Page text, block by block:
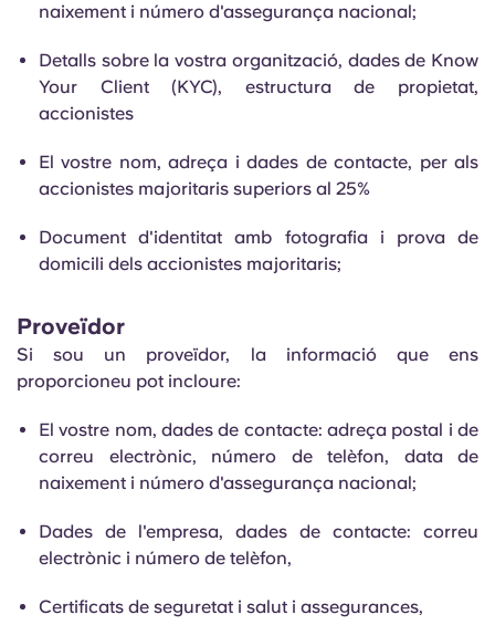
naixement i número d'assegurança nacional;
Detalls sobre la vostra organització, dades de Know
Your Client (KYC), estructura de propietat,
accionistes
El vostre nom, adreça i dades de contacte, per als
accionistes majoritaris superiors al 25%
Document d'identitat amb fotografia i prova de
domicili dels accionistes majoritaris;
Proveïdor
Si sou un proveïdor, la informació que ens
proporcioneu pot incloure:
El vostre nom, dades de contacte: adreça postal i de
correu electrònic, número de telèfon, data de
naixement i número d'assegurança nacional;
Dades de l'empresa, dades de contacte: correu
electrònic i número de telèfon,
Certificats de seguretat i salut i assegurances,